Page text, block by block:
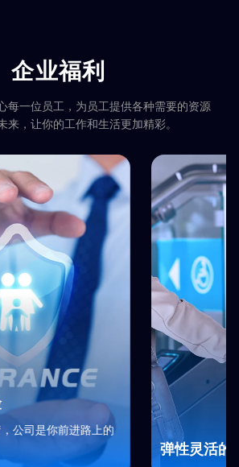
企业福利
每一位员工，为员工提供各种需要的资源
来，让你的工作和生活更加精彩。
公司是你前进路上的
弹性灵活的